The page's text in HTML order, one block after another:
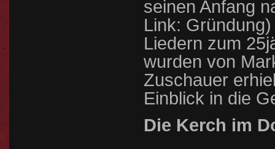
seinen Anfang
Link:
Liedern zum
wurden von
Zuschauer
Einblick in die
Die Kerch im